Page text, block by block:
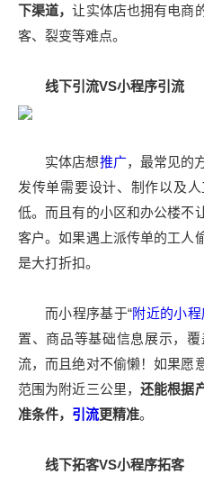
下渠道，让实体店也拥有电商
客、裂变等难点。
线下引流VS小程序引流
实体店想推广，最常见的
发传单需要设计、制作以及
低。而且有的小区和办公楼不
客户。如果遇上派传单的工人
是大打折扣。
而小程序基于“附近的小程
置、商品等基础信息展示，
流，而且绝对不偷懒！如果愿
范围为附近三公里，还能根据
准条件， 引流更精准。
线下拓客VS小程序拓客